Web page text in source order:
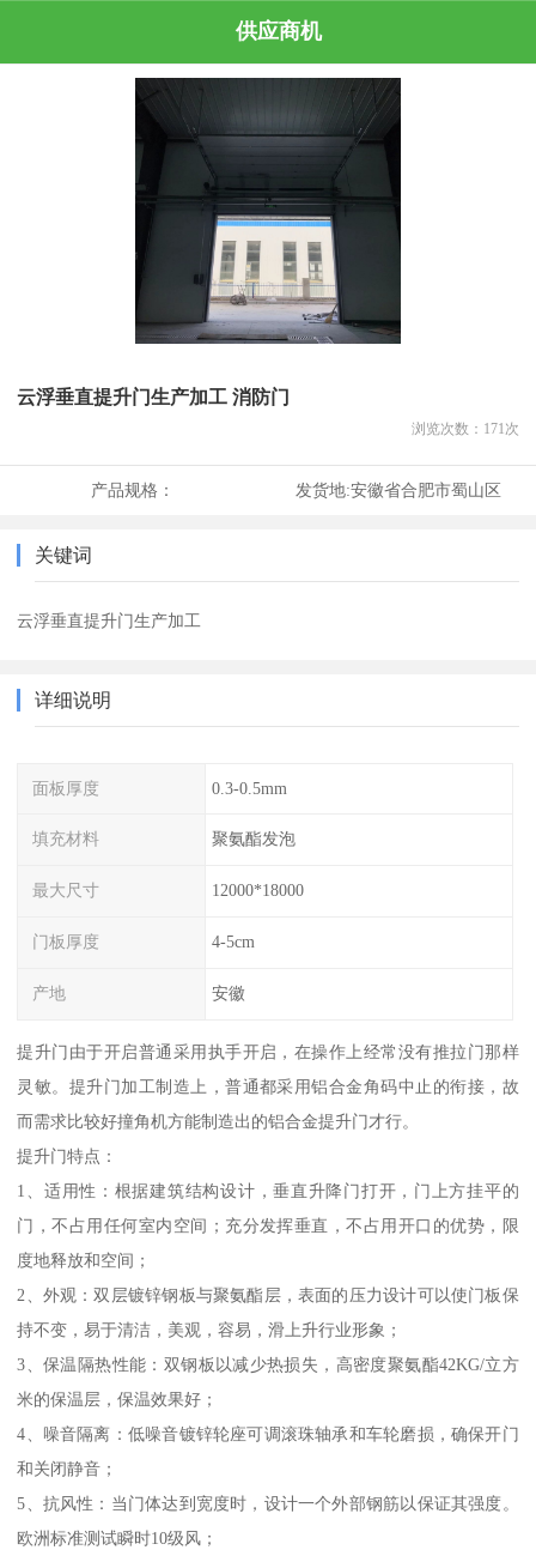
供应商机
云浮垂直提升门生产加工 消防门
浏览次数： 171 次
产品规格： 发货地:安徽省合肥市蜀山区
关键词
云浮垂直提升门生产加工
详细说明
面板厚度 0.3-0.5mm
填充材料 聚氨酯发泡
最大尺寸 12000*18000
门板厚度 4-5cm
产地 安徽
提升门由于开启普通采用执手开启，在操作上经常没有推拉门那样
灵敏。提升门加工制造上，普通都采用铝合金角码中止的衔接，故
而需求比较好撞角机方能制造出的铝合金提升门才行。
提升门特点：
1、适用性：根据建筑结构设计，垂直升降门打开，门上方挂平的
门，不占用任何室内空间；充分发挥垂直，不占用开口的优势，限
度地释放和空间；
2、外观：双层镀锌钢板与聚氨酯层，表面的压力设计可以使门板保
持不变，易于清洁，美观，容易，滑上升行业形象；
3、保温隔热性能：双钢板以减少热损失，高密度聚氨酯42KG/立方
米的保温层，保温效果好；
4、噪音隔离：低噪音镀锌轮座可调滚珠轴承和车轮磨损，确保开门
和关闭静音；
5、抗风性：当门体达到宽度时，设计一个外部钢筋以保证其强度。
欧洲标准测试瞬时10级风；